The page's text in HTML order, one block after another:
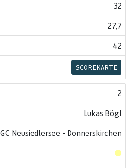
32
27,7
42
SCOREKARTE
2
Lukas Bögl
GC Neusiedlersee - Donnerskirchen